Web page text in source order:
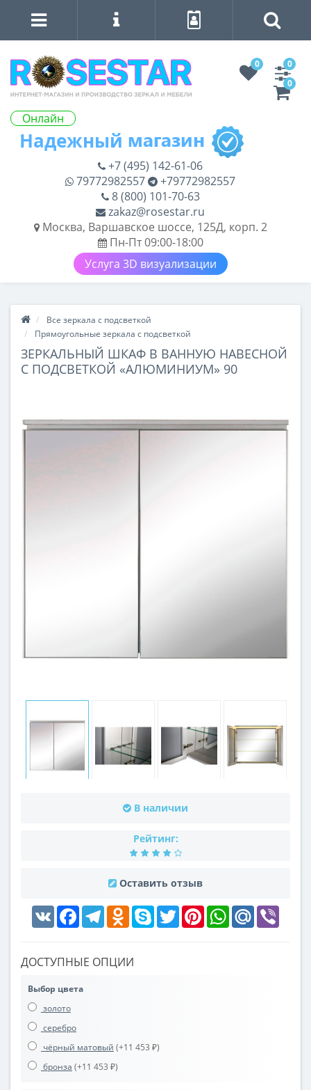
Онлайн
0
0
0
+7 (495) 142-61-06
79772982557
+79772982557
8 (800) 101-70-63
zakaz@rosestar.ru
Москва, Варшавское шоссе, 125Д, корп. 2
Пн-Пт 09:00-18:00
Услуга 3D визуализации
Все зеркала с подсветкой
Прямоугольные зеркала с подсветкой
ЗЕРКАЛЬНЫЙ ШКАФ В ВАННУЮ НАВЕСНОЙ
С ПОДСВЕТКОЙ «АЛЮМИНИУМ» 90
В наличии
Рейтинг:
Оставить отзыв
VK FacebookTelegramOdnoklassniki
Skype Twitter PinterestWhatsAppMail.Ru
ДОСТУПНЫЕ ОПЦИИ
Выбор цвета
золото
серебро
чёрный матовый (+11 453 ₽)
бронза (+11 453 ₽)